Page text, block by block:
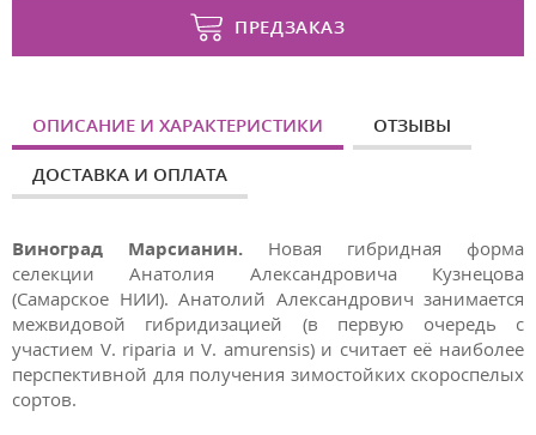
ПРЕДЗАКАЗ
ОПИСАНИЕ И ХАРАКТЕРИСТИКИ ОТЗЫВЫ
ДОСТАВКА И ОПЛАТА
Виноград Марсианин.
Новая гибридная форма
селекции Анатолия Александровича Кузнецова
(Самарское НИИ). Анатолий Александрович занимается
межвидовой гибридизацией (в первую очередь с
участием V. riparia и V. amurensis) и считает её наиболее
перспективной для получения зимостойких скороспелых
сортов.